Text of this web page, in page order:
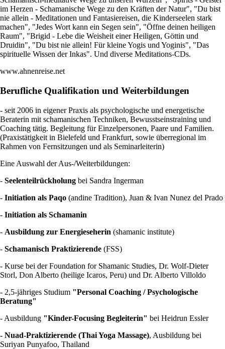
im Herzen - Schamanische Wege zu den Kräften der Natur", "Du bist
nie allein - Meditationen und Fantasiereisen, die Kinderseelen stark
machen", "Jedes Wort kann ein Segen sein", "Öffne deinen heiligen
Raum", "Brigid - Lebe die Weisheit einer Heiligen, Göttin und
Druidin", "Du bist nie allein! Für kleine Yogis und Yoginis", "Das
spirituelle Wissen der Inkas". Und diverse Meditations-CDs.
www.ahnenreise.net
Berufliche Qualifikation und Weiterbildungen
- seit 2006 in eigener Praxis als psychologische und energetische
Beraterin mit schamanischen Techniken, Bewusstseinstraining und
Coaching tätig. Begleitung für Einzelpersonen, Paare und Familien.
(Praxistätigkeit in Bielefeld und Frankfurt, sowie überregional im
Rahmen von Fernsitzungen und als Seminarleiterin)
Eine Auswahl der Aus-/Weiterbildungen:
- Seelenteilrückholung bei Sandra Ingerman
- Initiation als Paqo (andine Tradition), Juan & Ivan Nunez del Prado
- Initiation als Schamanin
- Ausbildung zur Energieseherin (shamanic institute)
- Schamanisch Praktizierende (FSS)
- Kurse bei der Foundation for Shamanic Studies, Dr. Wolf-Dieter
Storl, Don Alberto (heilige Icaros, Peru) und Dr. Alberto Villoldo
- 2,5-jähriges Studium "Personal Coaching / Psychologische
Beratung"
- Ausbildung "Kinder-Focusing Begleiterin" bei Heidrun Essler
- Nuad-Praktizierende (Thai Yoga Massage), Ausbildung bei
Suriyan Punyafoo, Thailand